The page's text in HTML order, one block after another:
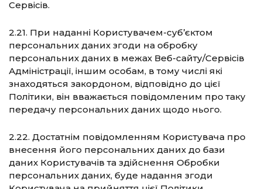
Сервісів.
2.21. При наданні Користувачем-суб’єктом
персональних даних згоди на обробку
персональних даних в межах Веб-сайту/Сервісів
Адміністрації, іншим особам, в тому числі які
знаходяться закордоном, відповідно до цієї
Політики, він вважається повідомленим про таку
передачу персональних даних щодо нього.
2.22. Достатнім повідомленням Користувача про
внесення його персональних даних до бази
даних Користувачів та здійснення Обробки
персональних даних, буде надання згоди